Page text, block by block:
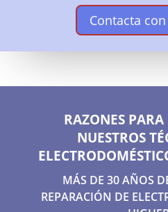
Contacta
RAZONES
NUESTROS
MÁS DE 30 AÑOS
REPARACIÓN DE